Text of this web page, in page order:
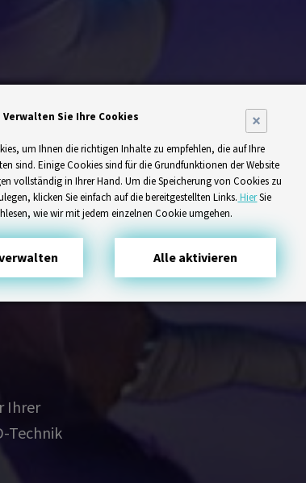
Ihrer
Technik
×
Verwalten Sie Ihre Cookies
um Ihnen die richtigen Inhalte zu empfehlen, die auf Ihre
sind. Einige Cookies sind für die Grundfunktionen der Website
vollständig in Ihrer Hand. Um die Speicherung von Cookies zu
klicken Sie einfach auf die bereitgestellten Links. HierSie
wie wir mit jedem einzelnen Cookie umgehen.
Alle aktivieren